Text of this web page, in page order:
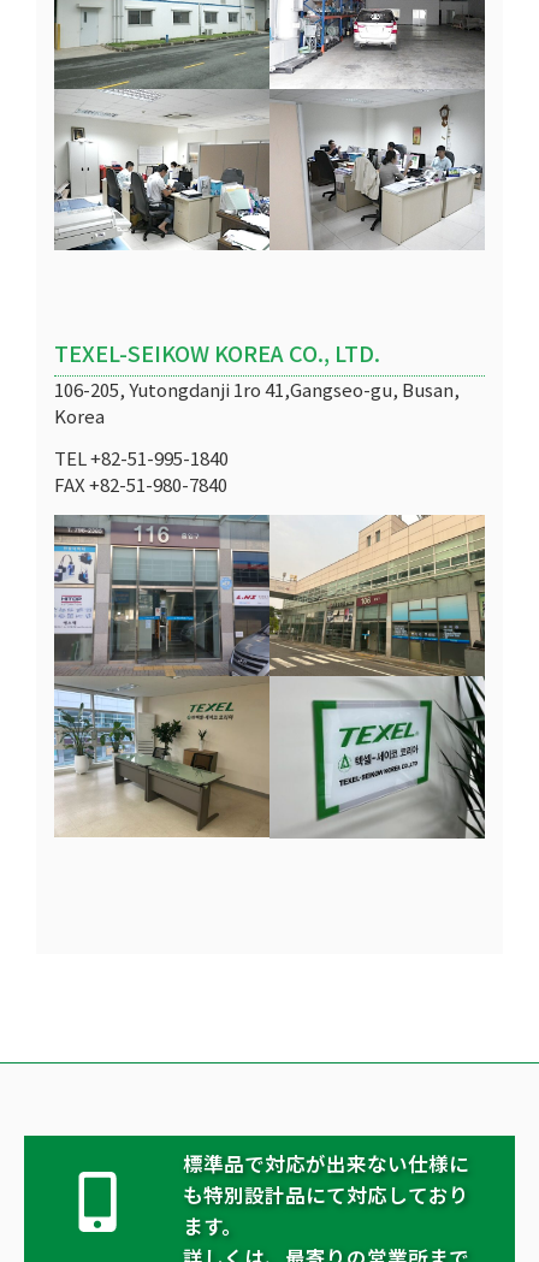
TEXEL-SEIKOW KOREA CO., LTD.
106-205, Yutongdanji 1ro 41,Gangseo-gu, Busan,
Korea
TEL +82-51-995-1840
FAX +82-51-980-7840
標準品で対応が出来ない仕様に
も特別設計品にて対応しており
ます。